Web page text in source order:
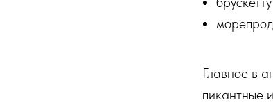
Главное в
пикантные